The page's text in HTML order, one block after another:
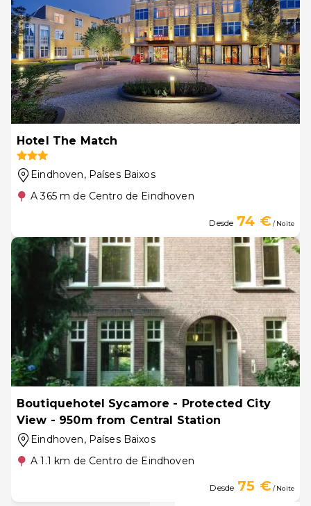
Hotel The Match
Eindhoven, Países Baixos
A 365 m de Centro de Eindhoven
Desde 74 €/ Noite
Boutiquehotel Sycamore - Protected City
View - 950m from Central Station
Eindhoven, Países Baixos
A 1.1 km de Centro de Eindhoven
Desde 75 €/ Noite